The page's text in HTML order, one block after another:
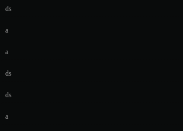
ds
a
a
ds
ds
a